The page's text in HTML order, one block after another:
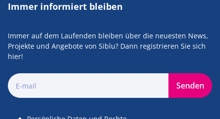
Immer informiert bleiben
Immer auf dem Laufenden bleiben über die neuesten News,
Projekte und Angebote von Siblu? Dann registrieren Sie sich
hier!
Senden